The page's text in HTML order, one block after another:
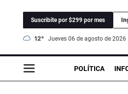
Suscribite por $299 por mes
12° jueves 06 de agosto de 2026
POLÍTICA